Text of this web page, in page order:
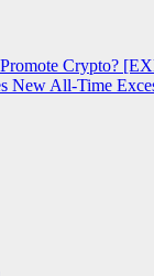
Crypto?
All-Time